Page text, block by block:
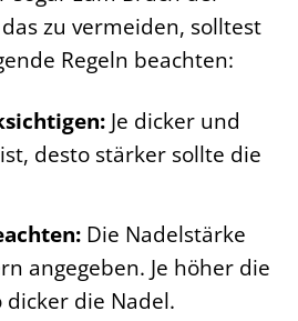
zu vermeiden, solltest
Regeln beachten:
Je dicker und
desto stärker sollte die
Die Nadelstärke
angegeben. Je höher die
die Nadel.